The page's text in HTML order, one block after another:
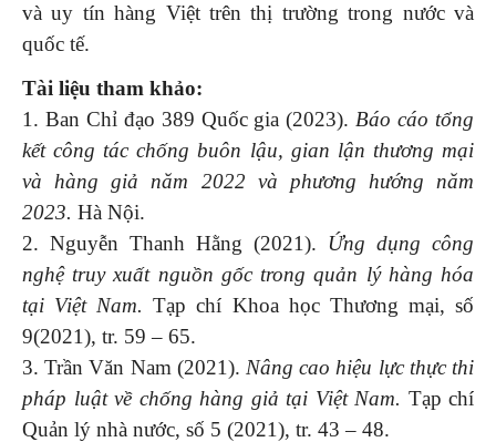
và uy tín hàng Việt trên thị trường trong nước và
quốc tế.
Tài liệu tham khảo:
1. Ban Chỉ đạo 389 Quốc gia (2023). Báo cáo tổng
kết công tác chống buôn lậu, gian lận thương mại
và hàng giả năm 2022 và phương hướng năm
2023. Hà Nội.
2. Nguyễn Thanh Hằng (2021). Ứng dụng công
nghệ truy xuất nguồn gốc trong quản lý hàng hóa
tại Việt Nam.Tạp chí Khoa học Thương mại, số
9(2021), tr. 59 – 65.
3. Trần Văn Nam (2021). Nâng cao hiệu lực thực thi
pháp luật về chống hàng giả tại Việt Nam. Tạp chí
Quản lý nhà nước, số 5 (2021), tr. 43 – 48.